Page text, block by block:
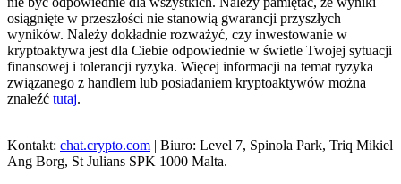
osiągnięte w przeszłości nie stanowią gwarancji przyszłych
wyników. Należy dokładnie rozważyć, czy inwestowanie w
kryptoaktywa jest dla Ciebie odpowiednie w świetle Twojej sytuacji
finansowej i tolerancji ryzyka. Więcej informacji na temat ryzyka
związanego z handlem lub posiadaniem kryptoaktywów można
znaleźć tutaj.
Kontakt: chat.crypto.com | Biuro: Level 7, Spinola Park, Triq Mikiel
Ang Borg, St Julians SPK 1000 Malta.